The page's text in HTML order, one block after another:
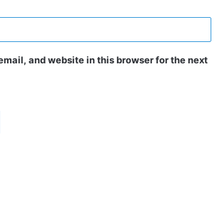
and website in this browser for the next